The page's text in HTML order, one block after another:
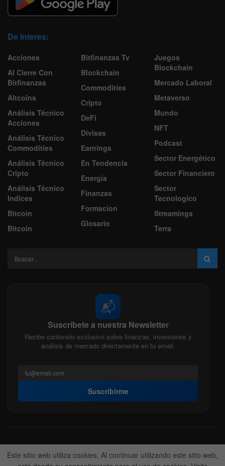
De Interes:
Acciones
Al Cierre Con
Bitfinanzas
Altcoins
Análisis Técnico
Acciones
Análisis Técnico
Commodities
Análisis Técnico
Cripto
Análisis Técnico
Indices
Bitcoin
Bitcoin
Bitfinanzas Tv
Blockchain
Commodities
Cripto
DeFi
Divisas
Earnings
En Tendencia
Energía
Finanzas
Formacion
Glosario
Juegos
Blockchain
Mercado Laboral
Metaverso
Mundo
NFT
Podcast
Sector Energético
Sector Financiero
Sector
Tecnologico
Streamings
Terra
📬
Suscríbete a nuestra Newsletter
Recibe contenido exclusivo sobre finanzas, inversiones y
análisis de mercado directamente en tu email.
Suscribirme
Acerca de nosotros Politica Editorial
Nuestro Equipo
Contactanos
Anunciate
Este sitio web utiliza cookies. Al continuar utilizando este sitio web,